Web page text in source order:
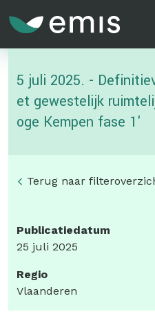
5 juli 2025. -
et gewestelijk
oge Kempen fase 1'
Terug naar
Publicatiedatum
25 juli 2025
Regio
Vlaanderen